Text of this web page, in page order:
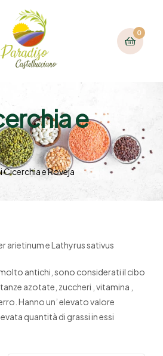
0
e
Cicerchia e Roveja
arietinum e Lathyrus sativus
antichi, sono considerati il cibo
azotate, zuccheri , vitamina ,
Hanno un’ elevato valore
quantità di grassi in essi